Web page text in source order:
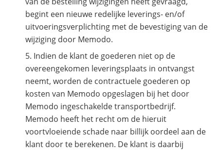
begint een nieuwe redelijke leverings- en/of
uitvoeringsverplichting met de bevestiging van de
wijziging door Memodo.
Indien de klant de goederen niet op de
overeengekomen leveringsplaats in ontvangst
neemt, worden de contractuele goederen op
kosten van Memodo opgeslagen bij het door
Memodo ingeschakelde transportbedrijf.
Memodo heeft het recht om de hieruit
voortvloeiende schade naar billijk oordeel aan de
klant door te berekenen. De klant is daarbij